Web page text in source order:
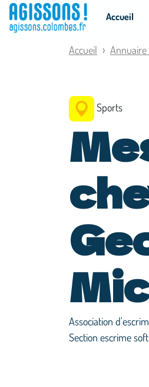
Accueil
Accueil Annuaire
Sports
Association
Section escrime
Panneau de gestion des cookies